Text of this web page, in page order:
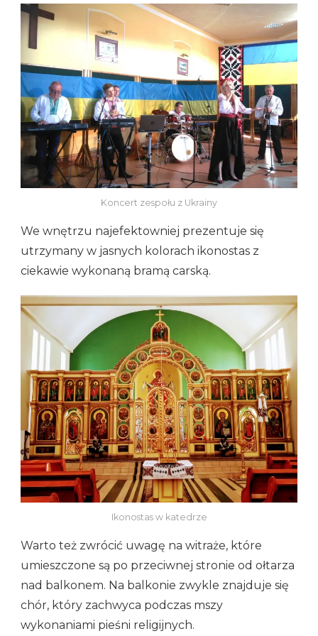
Koncert zespołu z Ukrainy
We wnętrzu najefektowniej prezentuje się
utrzymany w jasnych kolorach ikonostas z
ciekawie wykonaną bramą carską.
Ikonostas w katedrze
Warto też zwrócić uwagę na witraże, które
umieszczone są po przeciwnej stronie od ołtarza
nad balkonem. Na balkonie zwykle znajduje się
chór, który zachwyca podczas mszy
wykonaniami pieśni religijnych.